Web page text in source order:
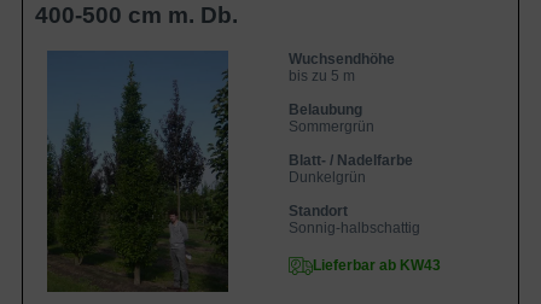
400-500 cm m. Db.
Wuchsendhöhe
bis zu 5 m
Belaubung
Sommergrün
Blatt- / Nadelfarbe
Dunkelgrün
Standort
Sonnig-halbschattig
Lieferbar ab KW43